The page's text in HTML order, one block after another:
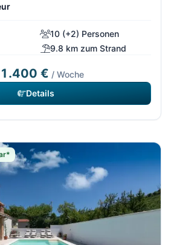
10 (+2) Personen
9.8 km zum Strand
1.400 € / Woche
Details